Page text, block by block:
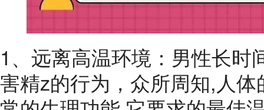
1、远离高温环境：男性长
害精z的行为，众所周知,人